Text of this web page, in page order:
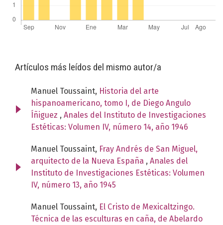
Artículos más leídos del mismo autor/a
Manuel Toussaint, Historia del arte
hispanoamericano, tomo I, de Diego Angulo
Íñiguez , Anales del Instituto de Investigaciones
Estéticas: Volumen IV, número 14, año 1946
Manuel Toussaint, Fray Andrés de San Miguel,
arquitecto de la Nueva España , Anales del
Instituto de Investigaciones Estéticas: Volumen
IV, número 13, año 1945
Manuel Toussaint, El Cristo de Mexicaltzingo.
Técnica de las esculturas en caña, de Abelardo